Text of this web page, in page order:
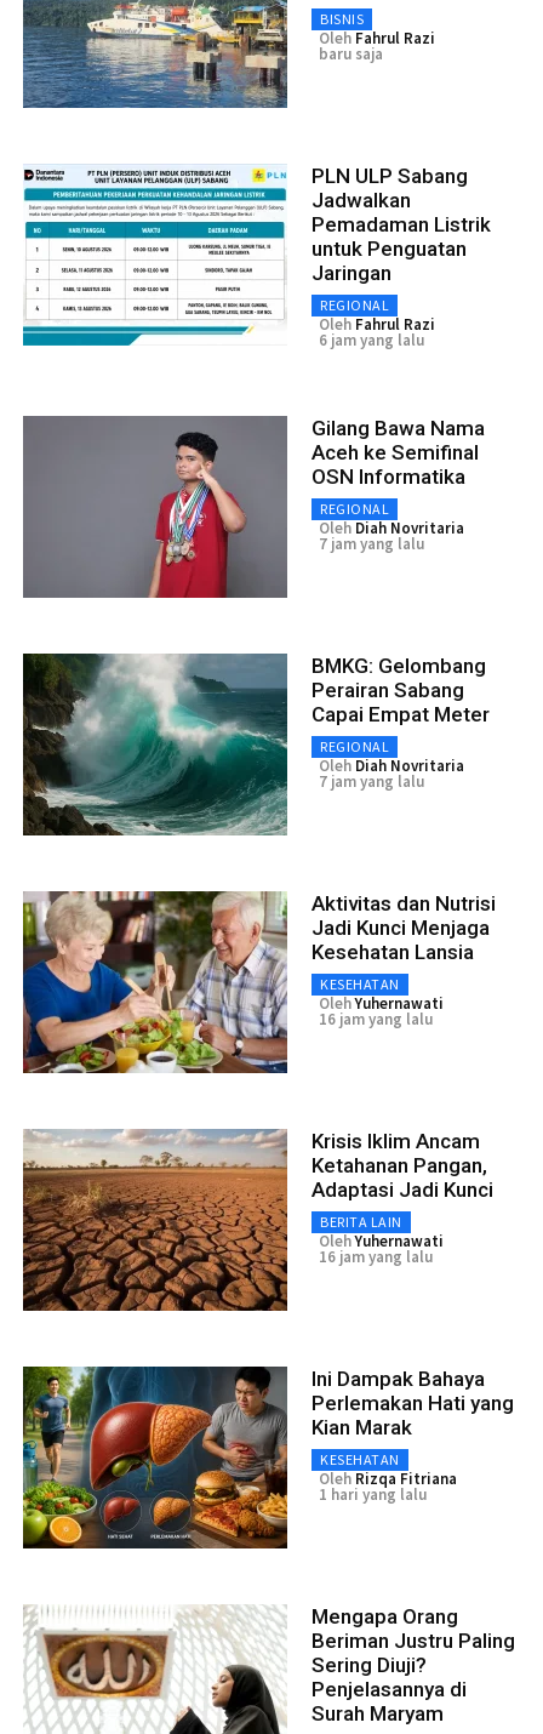
BISNIS
Oleh Fahrul Razi
baru saja
PLN ULP Sabang
Jadwalkan
Pemadaman Listrik
untuk Penguatan
Jaringan
REGIONAL
Oleh Fahrul Razi
6 jam yang lalu
Gilang Bawa Nama
Aceh ke Semifinal
OSN Informatika
REGIONAL
Oleh Diah Novritaria
7 jam yang lalu
BMKG: Gelombang
Perairan Sabang
Capai Empat Meter
REGIONAL
Oleh Diah Novritaria
7 jam yang lalu
Aktivitas dan Nutrisi
Jadi Kunci Menjaga
Kesehatan Lansia
KESEHATAN
OlehYuhernawati
16 jam yang lalu
Krisis Iklim Ancam
Ketahanan Pangan,
Adaptasi Jadi Kunci
BERITA LAIN
OlehYuhernawati
16 jam yang lalu
Ini Dampak Bahaya
Perlemakan Hati yang
Kian Marak
KESEHATAN
Oleh Rizqa Fitriana
1 hari yang lalu
Mengapa Orang
Beriman Justru Paling
Sering Diuji?
Penjelasannya di
Surah Maryam